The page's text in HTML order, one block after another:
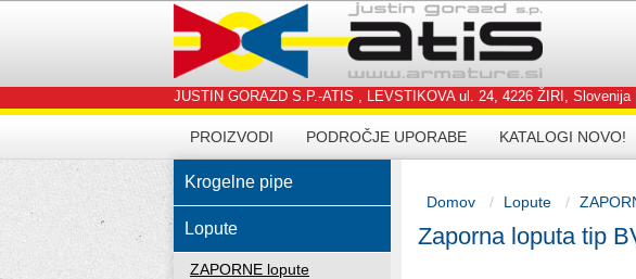
JUSTIN GORAZD S.P.-ATIS , LEVSTIKOVA ul. 24, 4226 ŽIRI,
PROIZVODI PODROČJE UPORABE KATALOGI NOVO!
Krogelne pipe
Lopute
ZAPORNE lopute
Domov Lopute
Zaporna loputa tip